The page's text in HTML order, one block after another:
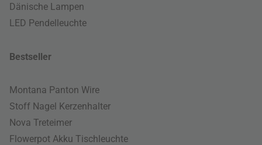
Dänische Lampen
LED Pendelleuchte
Bestseller
Montana Panton Wire
Stoff Nagel Kerzenhalter
Nova Treteimer
Flowerpot Akku Tischleuchte